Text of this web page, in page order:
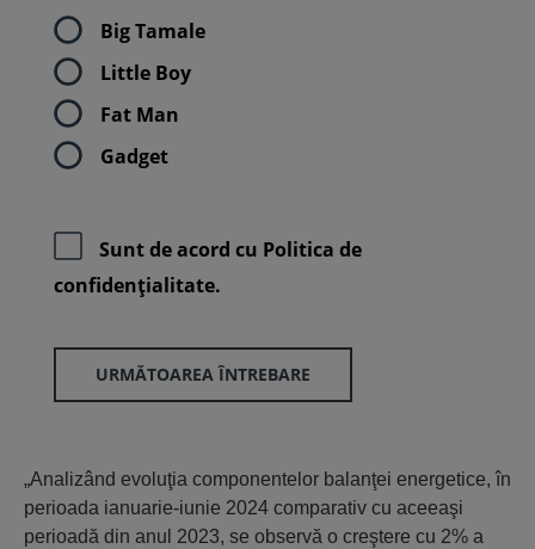
Big Tamale
Little Boy
Fat Man
Gadget
Sunt de acord cu Politica de
confidenţialitate.
URMĂTOAREA ÎNTREBARE
„Analizând evoluţia componentelor balanţei energetice, în
perioada ianuarie-iu­nie 2024 comparativ cu aceeaşi
perioadă din anul 2023, se observă o creştere cu 2% a